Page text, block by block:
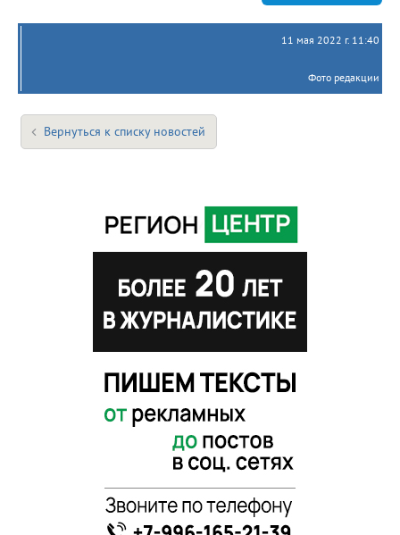
11 мая 2022 г. 11:40
Фото редакции
Вернуться к списку новостей